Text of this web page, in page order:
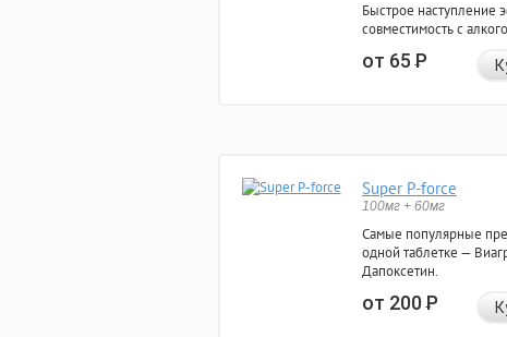
Быстрое наступление
совместимость с
от 65Р
Super P-force
100мг + 60мг
Самые популярные
одной таблетке —
Дапоксетин.
от 200Р